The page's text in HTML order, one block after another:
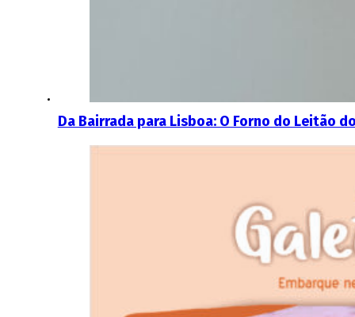
Da Bairrada para Lisboa: O Forno do Leitão